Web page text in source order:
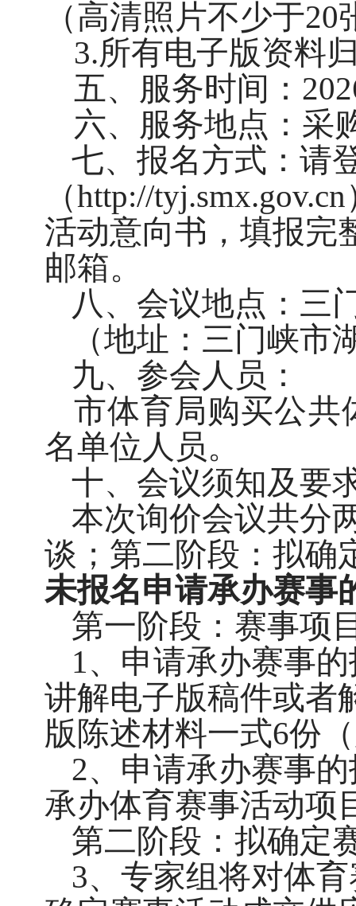
（高清照片不少于
3.所有电子版资料
五、服务时间：
六、服务地点 ： 采
七、报名方式：请
（http://
活动意向书，填报完
邮箱。
八 、会议地点：三
（地址：三门峡市
九、参会人员：
市体育局购买公共
名单位人员。
十、会议须知及要
本次询价会议共分
谈；第二阶段：拟确
未报名申请承办赛事
第一阶段：赛事项
1、申请承办赛事
讲解电子版稿件或者
版陈述材料一式6份
2、申请承办赛事
承办体育赛事活动项
第二阶段：拟确定
3、专家组将对体